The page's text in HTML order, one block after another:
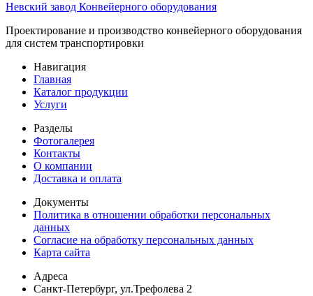
Невский завод Конвейерного оборудования
Проектирование и производство конвейерного оборудования
для систем транспортировки
Навигация
Главная
Каталог продукции
Услуги
Разделы
Фотогалерея
Контакты
О компании
Доставка и оплата
Документы
Политика в отношении обработки персональных
данных
Согласие на обработку персональных данных
Карта сайта
Адреса
Санкт-Петербург, ул.Трефолева 2